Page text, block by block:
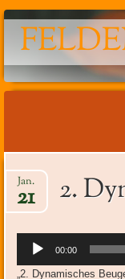
zum
2.
Jan.
21
Audio-
Player
00:00
„2. Dynamisches